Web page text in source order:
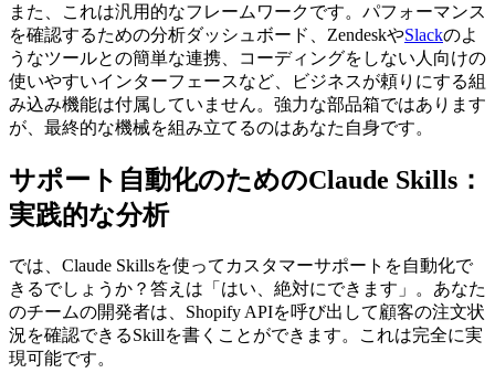
また、これは汎用的なフレームワークです。パフォーマンス
を確認するための分析ダッシュボード、ZendeskやSlackのよ
うなツールとの簡単な連携、コーディングをしない人向けの
使いやすいインターフェースなど、ビジネスが頼りにする組
み込み機能は付属していません。強力な部品箱ではあります
が、最終的な機械を組み立てるのはあなた自身です。
サポート自動化のためのClaude Skills：
実践的な分析
では、Claude Skillsを使ってカスタマーサポートを自動化で
きるでしょうか？答えは「はい、絶対にできます」。あなた
のチームの開発者は、Shopify APIを呼び出して顧客の注文状
況を確認できるSkillを書くことができます。これは完全に実
現可能です。